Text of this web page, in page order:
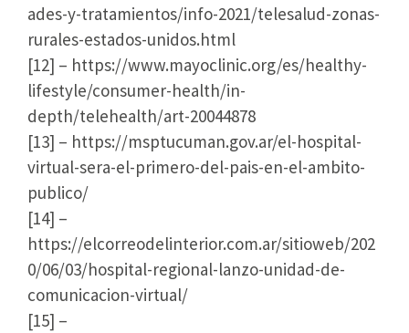
ades-y-tratamientos/info-2021/telesalud-zonas-
rurales-estados-unidos.html
[12] – https://www.mayoclinic.org/es/healthy-
lifestyle/consumer-health/in-
depth/telehealth/art-20044878
[13] – https://msptucuman.gov.ar/el-hospital-
virtual-sera-el-primero-del-pais-en-el-ambito-
publico/
[14] –
https://elcorreodelinterior.com.ar/sitioweb/202
0/06/03/hospital-regional-lanzo-unidad-de-
comunicacion-virtual/
[15] –